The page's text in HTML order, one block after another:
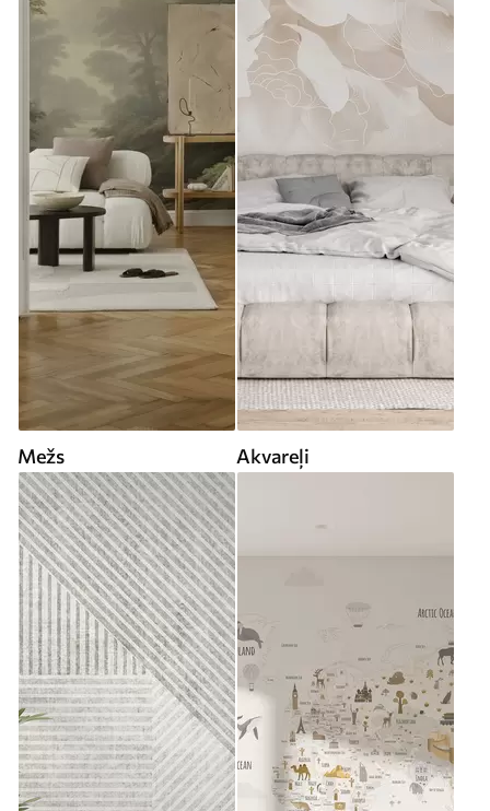
Mežs Akvareļi